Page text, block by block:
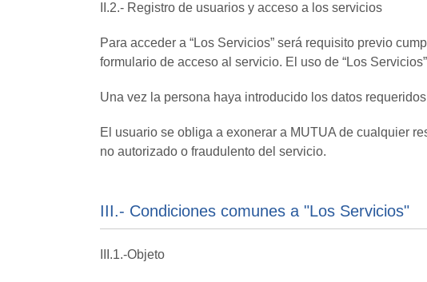
II.2.- Registro de usuarios y acceso a los servicios
Para acceder a “Los Servicios” será requisito previo
formulario de acceso al servicio. El uso de “Los
Una vez la persona haya introducido los datos
El usuario se obliga a exonerar a MUTUA de cualquier
no autorizado o fraudulento del servicio.
III.- Condiciones comunes a "Los Servicios"
III.1.-Objeto